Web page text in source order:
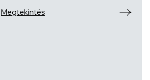
Megtekintés